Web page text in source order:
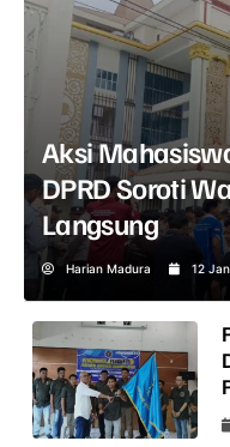
Aksi
DPRD Soroti
Langsung
Harian Madura 12